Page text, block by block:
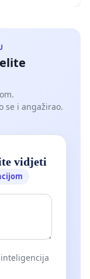
se i angažirao.
vidjeti